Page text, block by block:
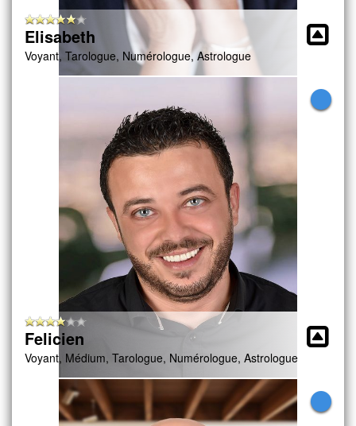
Elisabeth
Voyant, Tarologue, Numérologue, Astrologue
Felicien
Voyant, Médium, Tarologue, Numérologue, Astrologue